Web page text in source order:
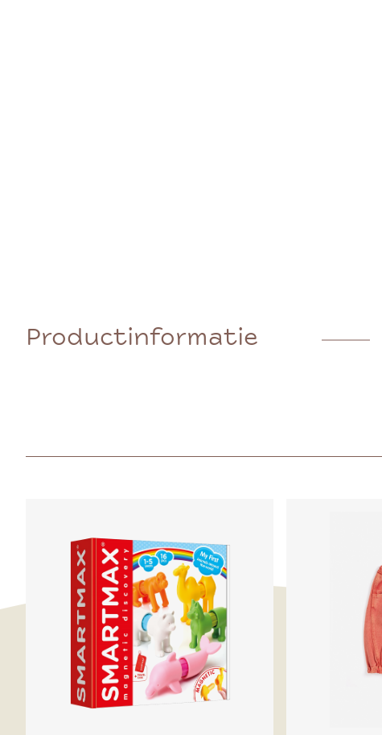
Productinformatie